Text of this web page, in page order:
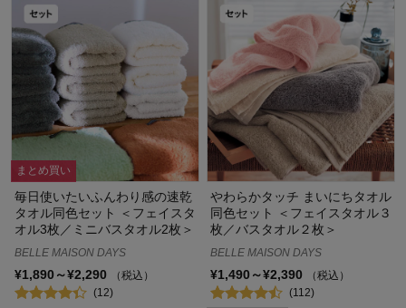
まとめ買い
毎日使いたいふんわり感の速乾
タオル同色セット ＜フェイスタ
オル3枚／ミニバスタオル2枚＞
BELLE MAISON DAYS
¥1,890～¥2,290
（税込）
(12)
やわらかタッチ まいにちタオル
同色セット ＜フェイスタオル３
枚／バスタオル２枚＞
BELLE MAISON DAYS
¥1,490～¥2,390
（税込）
(112)